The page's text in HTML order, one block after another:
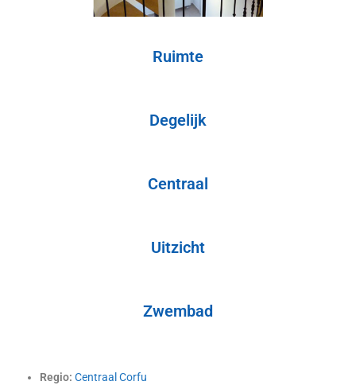
Ruimte
Degelijk
Centraal
Uitzicht
Zwembad
Regio: Centraal Corfu